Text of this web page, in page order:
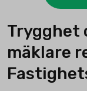
Trygghet
mäklare